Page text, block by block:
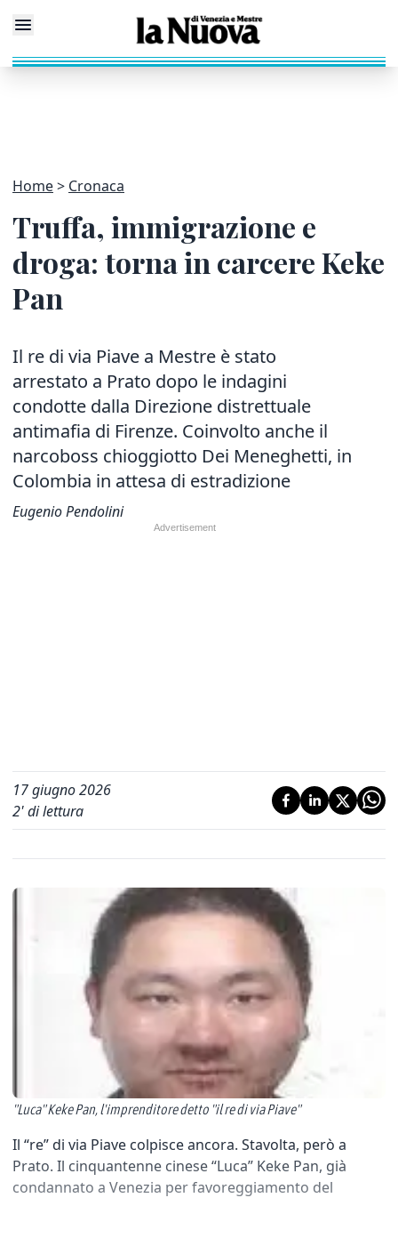
Home Cronaca
Truffa, immigrazione e
droga: torna in carcere Keke
Pan
Il re di via Piave a Mestre è stato
arrestato a Prato dopo le indagini
condotte dalla Direzione distrettuale
antimafia di Firenze. Coinvolto anche il
narcoboss chioggiotto Dei Meneghetti, in
Colombia in attesa di estradizione
Eugenio Pendolini
17 giugno 2026
2' di lettura
"Luca" Keke Pan, l'imprenditore detto "il re di via Piave"
Il “re” di via Piave colpisce ancora. Stavolta, però a
Prato. Il cinquantenne cinese “Luca” Keke Pan, già
condannato a Venezia per favoreggiamento del